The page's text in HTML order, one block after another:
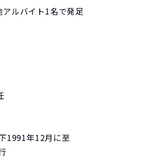
ルバイト1名で発足
1991年12月に至